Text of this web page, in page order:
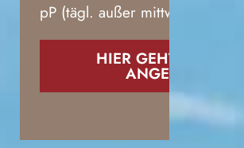
pP (tägl. außer mittwochs)
HIER GEHT´S ZUM
ANGEBOT